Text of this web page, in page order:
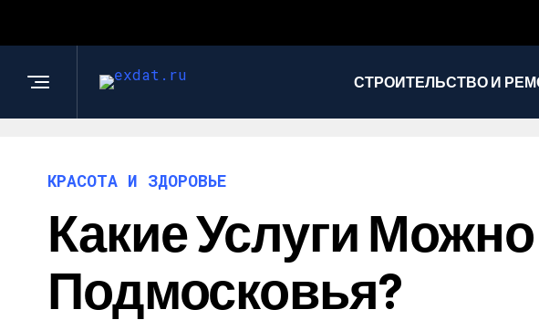
СТРОИТЕЛЬСТВО И
КРАСОТА И ЗДОРОВЬЕ
Какие Услуги
Подмосковья?